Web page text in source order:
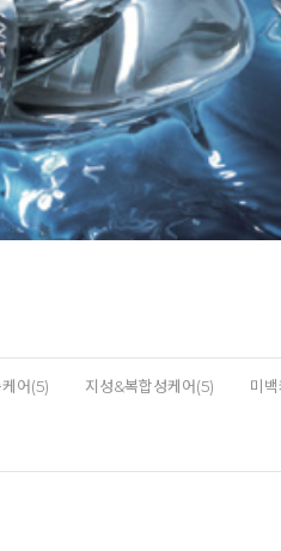
어(5) 지성&복합성케어(5) 미